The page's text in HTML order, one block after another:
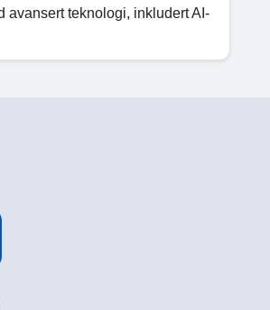
avansert teknologi, inkludert AI-